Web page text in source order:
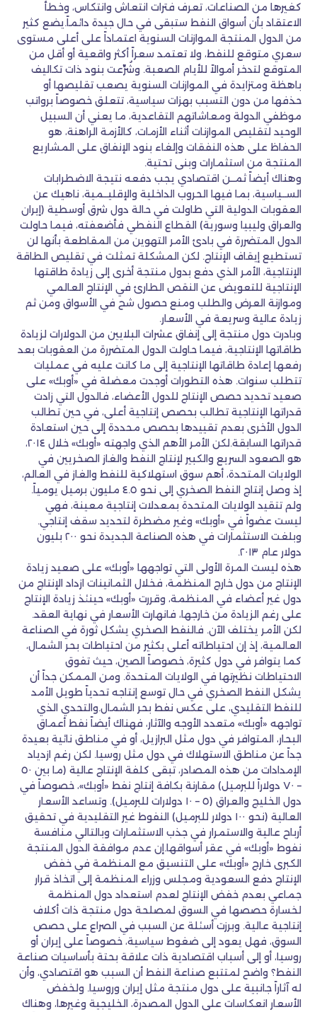
كغيرها من الصناعات، تعرف فترات انتعاش وانتكاس، وخطأ
الاعتقاد بأن أسواق النفط ستبقى في حال جيدة دائماً.يضع كثير
من الدول المنتجة الموازنات السنوية اعتماداً على أعلى مستوى
سعري متوقع للنفط، ولا تعتمد سعراً أكثر واقعية أو أقل من
المتوقع لتدخر أموالاً للأيام الصعبة. وشُرِّعت بنود ذات تكاليف
باهظة ومتزايدة في الموازنات السنوية يصعب تقليصها أو
حذفها من دون التسبب بهزات سياسية، تتعلق خصوصاً برواتب
موظفي الدولة ومعاشاتهم التقاعدية، ما يعني أن السبيل
الوحيد لتقليص الموازنات أثناء الأزمات، كالأزمة الراهنة، هو
الحفاظ على هذه النفقات وإلغاء بنود الإنفاق على المشاريع
المنتجة من استثمارات وبنى تحتية.
وهناك أيضاً ثمــن اقتصادي يجب دفعه نتيجة الاضطرابات
الســياسية، بما فيها الحروب الداخلية والإقليــمية، ناهيك عن
العقوبات الدولية التي طاولت في حالة دول شرق أوسطية (إيران
والعراق وليبيا وسورية) القطاع النفطي فأضعفته، فيما حاولت
الدول المتضررة في بادئ الأمر التهوين من المقاطعة بأنها لن
تستطيع إيقاف الإنتاج. لكن المشكلة تمثلت في تقليص الطاقة
الإنتاجية، الأمر الذي دفع بدول منتجة أخرى إلى زيادة طاقتها
الإنتاجية للتعويض عن النقص الطارئ في الإنتاج العالمي
وموازنة العرض والطلب ومنع حصول شح في الأسواق ومن ثم
زيادة عالية وسريعة في الأسعار.
وبادرت دول منتجة إلى إنفاق عشرات البلايين من الدولارات لزيادة
طاقاتها الإنتاجية، فيما حاولت الدول المتضررة من العقوبات بعد
رفعها إعادة طاقاتها الإنتاجية إلى ما كانت عليه في عمليات
تتطلب سنوات. هذه التطورات أوجدت معضلة في «أوبك» على
صعيد تحديد حصص الإنتاج للدول الأعضاء، فالدول التي زادت
قدراتها الإنتاجية تطالب بحصص إنتاجية أعلى، في حين تطالب
الدول الأخرى بعدم تقييدها بحصص محددة إلى حين استعادة
قدراتها السابقة.لكن الأمر الأهم الذي واجهته «أوبك» خلال ٢٠١٤،
هو الصعود السريع والكبير لإنتاج النفط والغاز الصخريين في
الولايات المتحدة، أهم سوق استهلاكية للنفط والغاز في العالم،
إذ وصل إنتاج النفط الصخري إلى نحو ٤.٥ مليون برميل يومياً.
ولم تتقيد الولايات المتحدة بمعدلات إنتاجية معينة، فهي
ليست عضواً في «أوبك» وغير مضطرة لتحديد سقف إنتاجي.
وبلغت الاستثمارات في هذه الصناعة الجديدة نحو ٢٠٠ بليون
دولار عام ٢٠١٣.
هذه ليست المرة الأولى التي تواجهها «أوبك» على صعيد زيادة
الإنتاج من دول خارج المنظمة، فخلال الثمانينات ازداد الإنتاج من
دول غير أعضاء في المنظمة، وقررت «أوبك» حينئذ زيادة الإنتاج
على رغم الزيادة من خارجها، فانهارت الأسعار في نهاية العقد.
لكن الأمر يختلف الآن. فالنفط الصخري يشكل ثورة في الصناعة
العالمية، إذ إن احتياطاته أعلى بكثير من احتياطات بحر الشمال،
كما يتوافر في دول كثيرة، خصوصاً الصين، حيث تفوق
الاحتياطات نظيرتها في الولايات المتحدة. ومن الممكن جداً أن
يشكل النفط الصخري في حال توسع إنتاجه تحدياً طويل الأمد
للنفط التقليدي، على عكس نفط بحر الشمال.والتحدي الذي
تواجهه «أوبك» متعدد الأوجه والآثار، فهناك أيضاً نفط أعماق
البحار، المتوافر في دول مثل البرازيل، أو في مناطق نائية بعيدة
جداً عن مناطق الاستهلاك في دول مثل روسيا. لكن رغم ازدياد
الإمدادات من هذه المصادر، تبقى كلفة الإنتاج عالية (ما بين ٥٠
– ٧٠ دولاراً للبرميل) مقارنة بكافة إنتاج نفط «أوبك»، خصوصاً في
دول الخليج والعراق (٥ – ١٠ دولارات للبرميل). وتساعد الأسعار
العالية (نحو ١٠٠ دولار للبرميل) النفوط غير التقليدية في تحقيق
أرباح عالية والاستمرار في جذب الاستثمارات وبالتالي منافسة
نفوط «أوبك» في عقر أسواقها.إن عدم موافقة الدول المنتجة
الكبرى خارج «أوبك» على التنسيق مع المنظمة في خفض
الإنتاج دفع السعودية ومجلس وزراء المنظمة إلى اتخاذ قرار
جماعي بعدم خفض الإنتاج لعدم استعداد دول المنظمة
لخسارة حصصها في السوق لمصلحة دول منتجة ذات أكلاف
إنتاجية عالية. وبرزت أسئلة عن السبب في الصراع على حصص
السوق، فهل يعود إلى ضغوط سياسية، خصوصاً على إيران أو
روسيا، أو إلى أسباب اقتصادية ذات علاقة بحتة بأساسيات صناعة
النفط؟ واضح لمتتبع صناعة النفط أن السبب هو اقتصادي، وأن
له آثاراً جانبية على دول منتجة مثل إيران وروسيا. ولخفض
الأسعار انعكاسات على الدول المصدرة، الخليجية وغيرها، وهناك